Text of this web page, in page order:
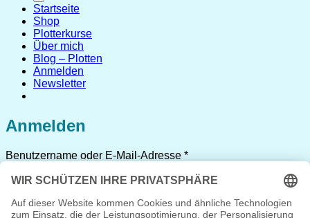
Startseite
Shop
Plotterkurse
Über mich
Blog – Plotten
Anmelden
Newsletter
Anmelden
Benutzername oder E-Mail-Adresse *Erforderlich